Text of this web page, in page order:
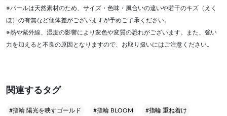
※パールは天然素材のため、サイズ・色味・風合いの違いや若干のキズ（えく
ぼ）の有無など個体差がございますが予めご了承ください。
※熱や紫外線、湿度の影響により変色や変質の恐れがございます。また、強い
力を加えると不良の原因となりますので、お取り扱いにはご注意ください。
関連するタグ
#指輪 陽光を映すゴールド #指輪 BLOOM #指輪 重ね着け